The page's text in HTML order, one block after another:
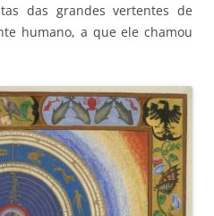
das grandes vertentes de
humano, a que ele chamou